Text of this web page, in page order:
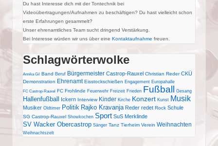
Du hast Interesse dich mit der Tontechnik bei
Videoübertragungen/Aufnahmen zu beschäftigen? Du hast vielleicht schon
erste Erfahrungen gesammelt?
Unser ehrenamtliches Team sucht dringend Verstärkung.
Bei Interesse würden wir uns über eine Kontaktaufnahme freuen.
Schlagwörterwolke
Annika Gil Band Beruf Bürgermeister Castrop-Rauxel Christian Reder CKÜ
Demonstration Ehrenamt Eisstockschießen Engagement Europahalle
FC Castrop-Rauxel FC Frohlinde Feuerwehr Freizeit Frieden Fußball Gesang
Hallenfußball Ickern Interview Kinder Kirche Konzert Kunst Musik
Musiker Oldtimer Politik Rajko Kravanja Reder redet Rock Schule
SG Castrop-Rauxel Showkochen Sport SuS Merklinde
SV Wacker Obercastrop Sänger Tanz Tierheim Verein Weihnachten
Weihnachtszelt